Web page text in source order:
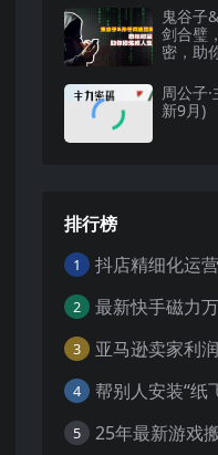
鬼谷子
剑合璧
密，助
周公子
新9月)
排行榜
1
2
3
4
5